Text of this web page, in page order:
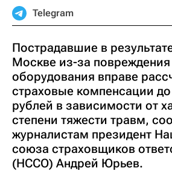
Telegram
Пострадавшие в
Москве из-за повреждения
оборудования вправе
страховые компенсации
рублей в зависимости от
степени тяжести травм,
журналистам президент
союза страховщиков
(НССО) Андрей Юрьев.